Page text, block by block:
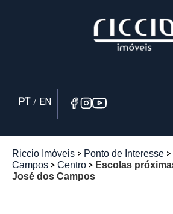
PT / EN
Riccio Imóveis Ponto de Interesse
Campos
Centro
Escolas
José dos Campos